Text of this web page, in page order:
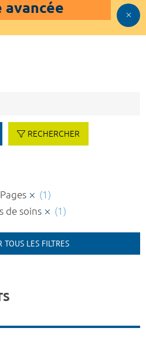
avancée
RECHERCHER
(1)
de soins
(1)
TOUS LES FILTRES